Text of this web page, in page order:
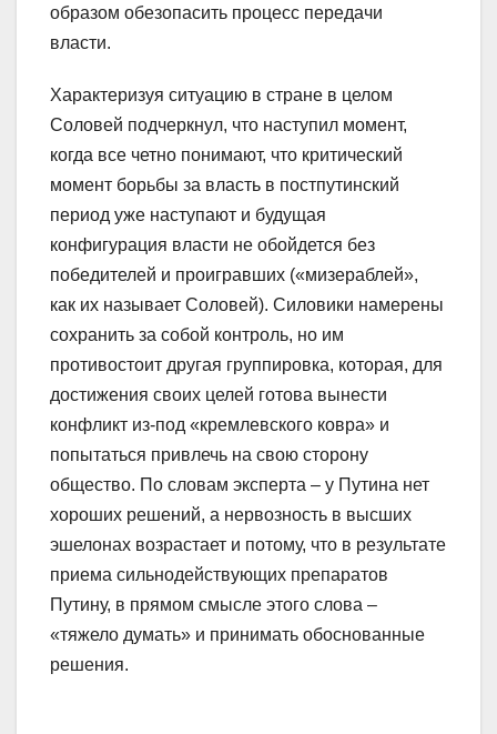
образом обезопасить процесс передачи
власти.
Характеризуя ситуацию в стране в целом
Соловей подчеркнул, что наступил момент,
когда все четно понимают, что критический
момент борьбы за власть в постпутинский
период уже наступают и будущая
конфигурация власти не обойдется без
победителей и проигравших («мизераблей»,
как их называет Соловей). Силовики намерены
сохранить за собой контроль, но им
противостоит другая группировка, которая, для
достижения своих целей готова вынести
конфликт из-под «кремлевского ковра» и
попытаться привлечь на свою сторону
общество. По словам эксперта – у Путина нет
хороших решений, а нервозность в высших
эшелонах возрастает и потому, что в результате
приема сильнодействующих препаратов
Путину, в прямом смысле этого слова –
«тяжело думать» и принимать обоснованные
решения.